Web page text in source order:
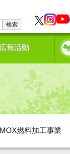
検索
広報活動
MOX燃料加工事業